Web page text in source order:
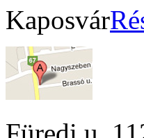
Kaposvár